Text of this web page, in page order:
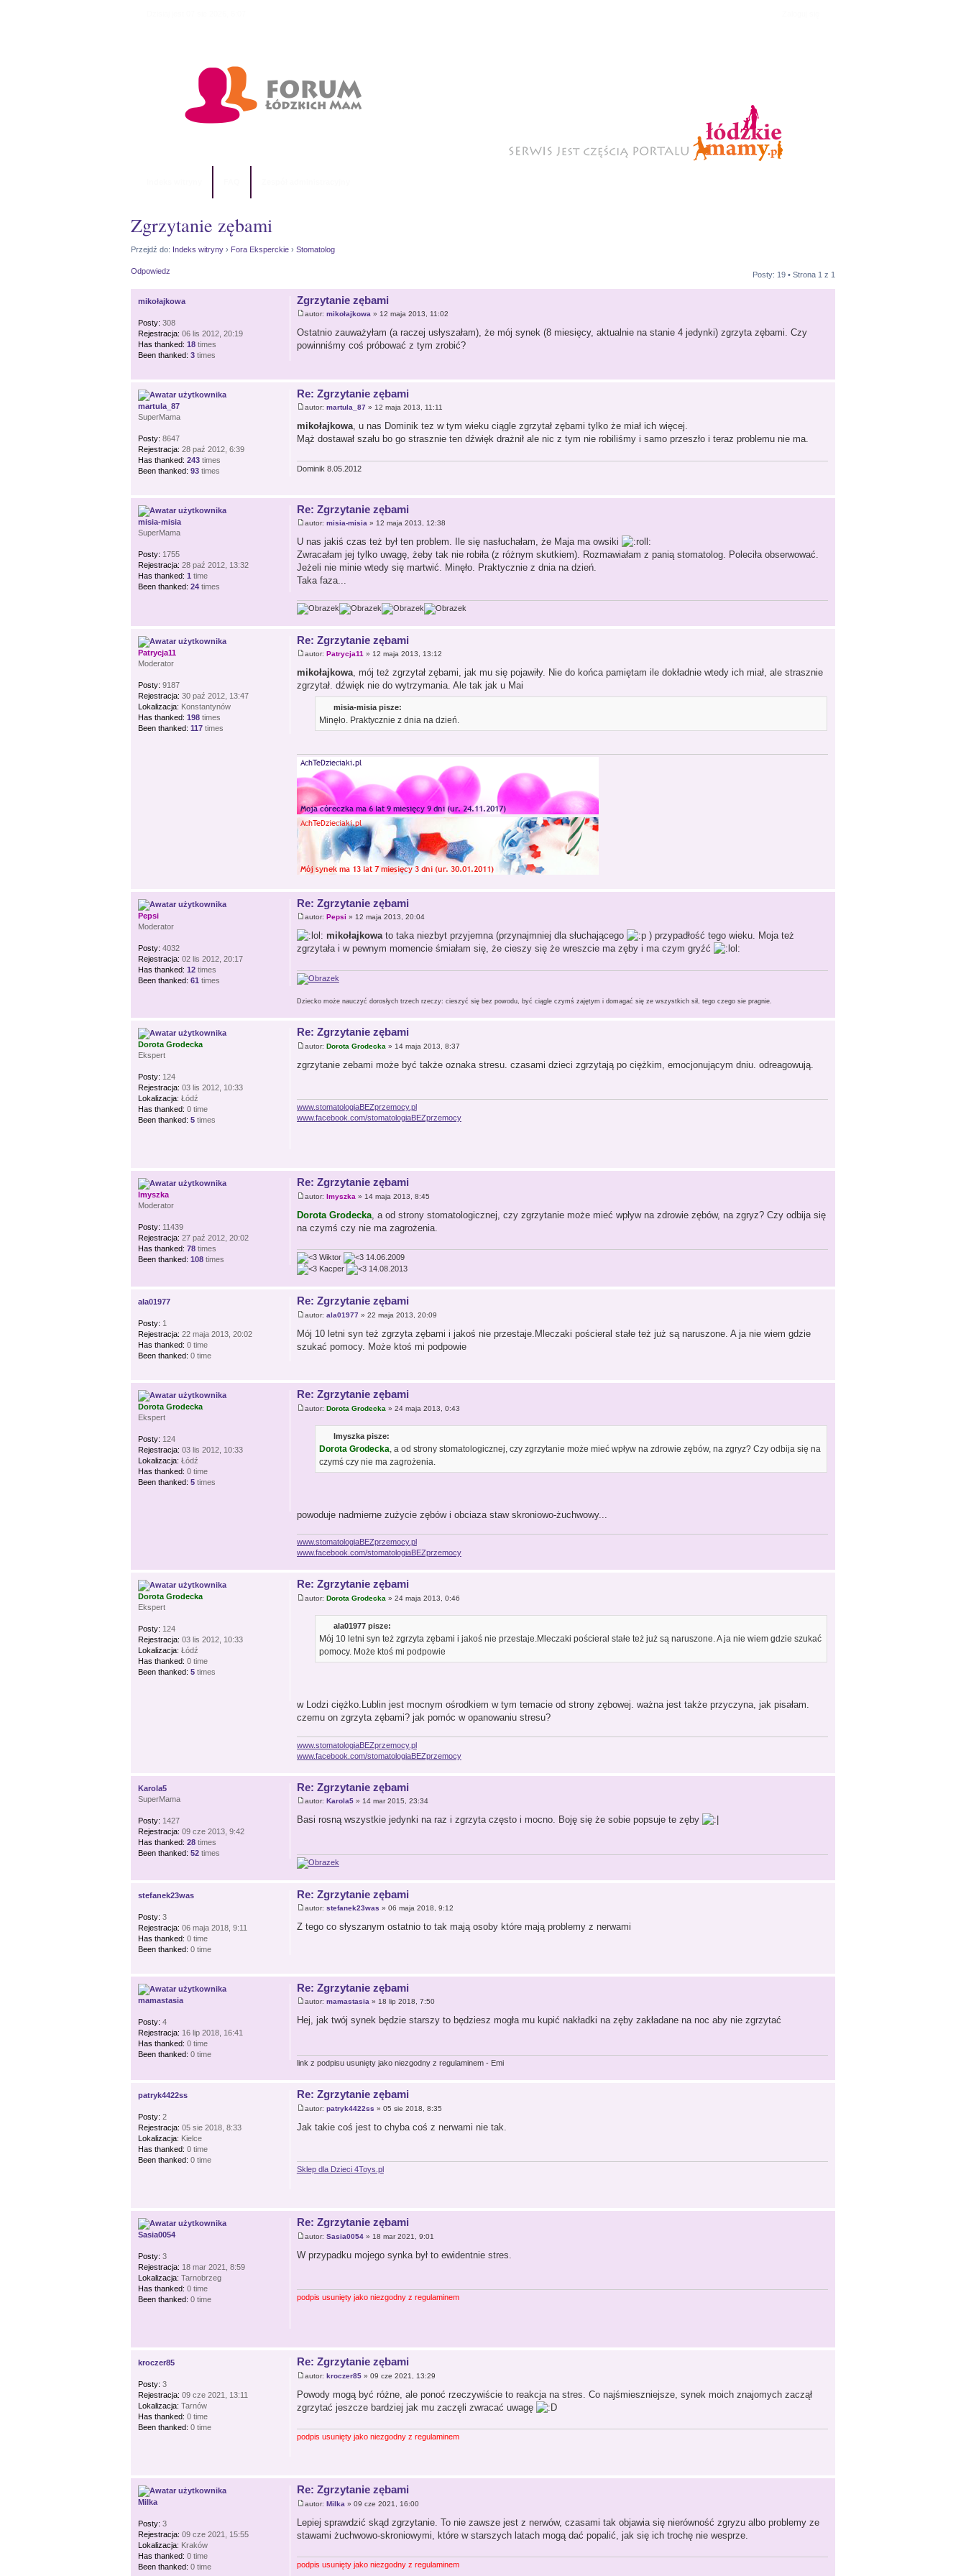
Zgrzytanie zębami
Przejdź do: Indeks witryny › Fora Eksperckie › Stomatolog
Odpowiedz Posty: 19 • Strona 1 z 1
Zgrzytanie zębami
autor: mikołajkowa » 12 maja 2013, 11:02
Ostatnio zauważyłam (a raczej usłyszałam), że mój synek (8 miesięcy, aktualnie na stanie 4 jedynki) zgrzyta zębami. Czy
powinniśmy coś próbować z tym zrobić?
mikołajkowa
Posty: 308
Rejestracja: 06 lis 2012, 20:19
Has thanked: 18 times
Been thanked: 3 times
Re: Zgrzytanie zębami
autor: martula_87» 12 maja 2013, 11:11
mikołajkowa, u nas Dominik tez w tym wieku ciągle zgrzytał zębami tylko że miał ich więcej.
Mąż dostawał szału bo go strasznie ten dźwięk drażnił ale nic z tym nie robiliśmy i samo przeszło i teraz problemu nie ma.
Dominik 8.05.2012
martula_87
SuperMama
Posty: 8647
Rejestracja: 28 paź 2012, 6:39
Has thanked: 243 times
Been thanked: 93 times
Re: Zgrzytanie zębami
autor: misia-misia » 12 maja 2013, 12:38
U nas jakiś czas też był ten problem. Ile się nasłuchałam, że Maja ma owsiki
Zwracałam jej tylko uwagę, żeby tak nie robiła (z różnym skutkiem). Rozmawiałam z panią stomatolog. Poleciła obserwować.
Jeżeli nie minie wtedy się martwić. Minęło. Praktycznie z dnia na dzień.
Taka faza...
misia-misia
SuperMama
Posty: 1755
Rejestracja: 28 paź 2012, 13:32
Has thanked: 1 time
Been thanked: 24 times
Re: Zgrzytanie zębami
autor: Patrycja11» 12 maja 2013, 13:12
mikołajkowa, mój też zgrzytał zębami, jak mu się pojawiły. Nie do końca pamiętam ile dokładnie wtedy ich miał, ale strasznie
zgrzytał. dźwięk nie do wytrzymania. Ale tak jak u Mai
misia-misia pisze:
Minęło. Praktycznie z dnia na dzień.
Patrycja11
Moderator
Posty: 9187
Rejestracja: 30 paź 2012, 13:47
Lokalizacja: Konstantynów
Has thanked: 198 times
Been thanked: 117 times
Re: Zgrzytanie zębami
autor: Pepsi » 12 maja 2013, 20:04
mikołajkowato taka niezbyt przyjemna (przynajmniej dla słuchającego
) przypadłość tego wieku. Moja też
zgrzytała i w pewnym momencie śmiałam się, że cieszy się że wreszcie ma zęby i ma czym gryźć
Dziecko może nauczyć dorosłych trzech rzeczy: cieszyć się bez powodu, być ciągle czymś zajętym i domagać się ze wszystkich sił, tego czego sie pragnie.
Pepsi
Moderator
Posty: 4032
Rejestracja: 02 lis 2012, 20:17
Has thanked: 12 times
Been thanked: 61 times
Re: Zgrzytanie zębami
autor: Dorota Grodecka » 14 maja 2013, 8:37
zgrzytanie zebami może być także oznaka stresu. czasami dzieci zgrzytają po ciężkim, emocjonującym dniu. odreagowują.
www.stomatologiaBEZprzemocy.pl
www.facebook.com/stomatologiaBEZprzemocy
Dorota Grodecka
Ekspert
Posty: 124
Rejestracja: 03 lis 2012, 10:33
Lokalizacja: Łódź
Has thanked: 0 time
Been thanked: 5 times
Re: Zgrzytanie zębami
autor: lmyszka » 14 maja 2013, 8:45
Dorota Grodecka, a od strony stomatologicznej, czy zgrzytanie może mieć wpływ na zdrowie zębów, na zgryz? Czy odbija się
na czymś czy nie ma zagrożenia.
Wiktor
14.06.2009
Kacper
14.08.2013
lmyszka
Moderator
Posty: 11439
Rejestracja: 27 paź 2012, 20:02
Has thanked: 78 times
Been thanked: 108 times
Re: Zgrzytanie zębami
autor: ala01977» 22 maja 2013, 20:09
Mój 10 letni syn też zgrzyta zębami i jakoś nie przestaje.Mleczaki pościeral stałe też już są naruszone. A ja nie wiem gdzie
szukać pomocy. Może ktoś mi podpowie
ala01977
Posty: 1
Rejestracja: 22 maja 2013, 20:02
Has thanked: 0 time
Been thanked: 0 time
Re: Zgrzytanie zębami
autor: Dorota Grodecka » 24 maja 2013, 0:43
lmyszka pisze:
Dorota Grodecka, a od strony stomatologicznej, czy zgrzytanie może mieć wpływ na zdrowie zębów, na zgryz? Czy odbija się na
czymś czy nie ma zagrożenia.
powoduje nadmierne zużycie zębów i obciaza staw skroniowo-żuchwowy...
www.stomatologiaBEZprzemocy.pl
www.facebook.com/stomatologiaBEZprzemocy
Dorota Grodecka
Ekspert
Posty: 124
Rejestracja: 03 lis 2012, 10:33
Lokalizacja: Łódź
Has thanked: 0 time
Been thanked: 5 times
Re: Zgrzytanie zębami
autor: Dorota Grodecka » 24 maja 2013, 0:46
ala01977 pisze:
Mój 10 letni syn też zgrzyta zębami i jakoś nie przestaje.Mleczaki pościeral stałe też już są naruszone. A ja nie wiem gdzie szukać
pomocy. Może ktoś mi podpowie
w Lodzi ciężko.Lublin jest mocnym ośrodkiem w tym temacie od strony zębowej. ważna jest także przyczyna, jak pisałam.
czemu on zgrzyta zębami? jak pomóc w opanowaniu stresu?
www.stomatologiaBEZprzemocy.pl
www.facebook.com/stomatologiaBEZprzemocy
Dorota Grodecka
Ekspert
Posty: 124
Rejestracja: 03 lis 2012, 10:33
Lokalizacja: Łódź
Has thanked: 0 time
Been thanked: 5 times
Re: Zgrzytanie zębami
autor: Karola5» 14 mar 2015, 23:34
Basi rosną wszystkie jedynki na raz i zgrzyta często i mocno. Boję się że sobie popsuje te zęby
Karola5
SuperMama
Posty: 1427
Rejestracja: 09 cze 2013, 9:42
Has thanked: 28 times
Been thanked: 52 times
Re: Zgrzytanie zębami
autor: stefanek23was » 06 maja 2018, 9:12
Z tego co słyszanym ostatnio to tak mają osoby które mają problemy z nerwami
stefanek23was
Posty: 3
Rejestracja: 06 maja 2018, 9:11
Has thanked: 0 time
Been thanked: 0 time
Re: Zgrzytanie zębami
autor: mamastasia» 18 lip 2018, 7:50
Hej, jak twój synek będzie starszy to będziesz mogła mu kupić nakładki na zęby zakładane na noc aby nie zgrzytać
link z podpisu usunięty jako niezgodny z regulaminem - Emi
mamastasia
Posty: 4
Rejestracja: 16 lip 2018, 16:41
Has thanked: 0 time
Been thanked: 0 time
Re: Zgrzytanie zębami
autor: patryk4422ss » 05 sie 2018, 8:35
Jak takie coś jest to chyba coś z nerwami nie tak.
Sklep dla Dzieci 4Toys.pl
patryk4422ss
Posty: 2
Rejestracja: 05 sie 2018, 8:33
Lokalizacja: Kielce
Has thanked: 0 time
Been thanked: 0 time
Re: Zgrzytanie zębami
autor: Sasia0054» 18 mar 2021, 9:01
W przypadku mojego synka był to ewidentnie stres.
podpis usunięty jako niezgodny z regulaminem
Sasia0054
Posty: 3
Rejestracja: 18 mar 2021, 8:59
Lokalizacja: Tarnobrzeg
Has thanked: 0 time
Been thanked: 0 time
Re: Zgrzytanie zębami
autor: kroczer85» 09 cze 2021, 13:29
Powody mogą być różne, ale ponoć rzeczywiście to reakcja na stres. Co najśmieszniejsze, synek moich znajomych zaczął
zgrzytać jeszcze bardziej jak mu zaczęli zwracać uwagę
podpis usunięty jako niezgodny z regulaminem
kroczer85
Posty: 3
Rejestracja: 09 cze 2021, 13:11
Lokalizacja: Tarnów
Has thanked: 0 time
Been thanked: 0 time
Re: Zgrzytanie zębami
autor: Milka » 09 cze 2021, 16:00
Lepiej sprawdzić skąd zgrzytanie. To nie zawsze jest z nerwów, czasami tak objawia się nierówność zgryzu albo problemy ze
stawami żuchwowo-skroniowymi, które w starszych latach mogą dać popalić, jak się ich trochę nie wesprze.
podpis usunięty jako niezgodny z regulaminem
Milka
Posty: 3
Rejestracja: 09 cze 2021, 15:55
Lokalizacja: Kraków
Has thanked: 0 time
Been thanked: 0 time